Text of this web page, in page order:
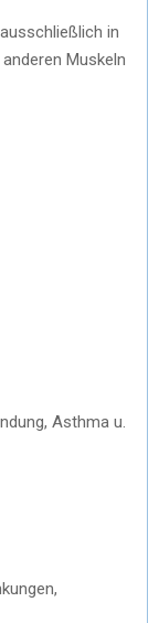
in
Muskeln
Asthma u.